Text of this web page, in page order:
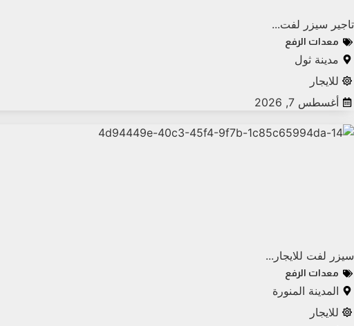
تاجير سيزر لفت...
معدات الرفع
مدينة ثول
للايجار
أغسطس 7, 2026
سيزر لفت للايجار...
معدات الرفع
المدينة المنورة
للايجار